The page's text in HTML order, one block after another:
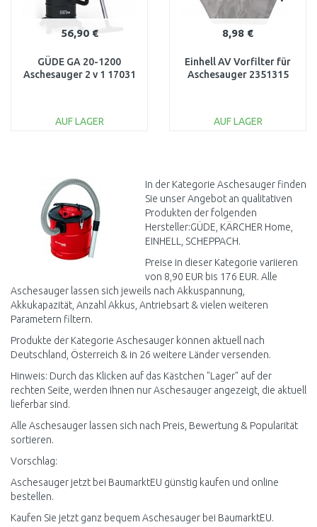
56,90 €
GÜDE GA 20-1200
Aschesauger 2 v 1 17031
AUF LAGER
Vergleichen
8,98 €
Einhell AV Vorfilter für
Aschesauger 2351315
AUF LAGER
Vergleichen
In der Kategorie Aschesauger finden
Sie unser Angebot an qualitativen
Produkten der folgenden
Hersteller:GÜDE, KÄRCHER Home,
EINHELL, SCHEPPACH.
Preise in dieser Kategorie variieren
von 8,90 EUR bis 176 EUR. Alle
Aschesauger lassen sich jeweils nach Akkuspannung,
Akkukapazität, Anzahl Akkus, Antriebsart & vielen weiteren
Parametern filtern.
Produkte der Kategorie Aschesauger können aktuell nach
Deutschland, Österreich & in 26 weitere Länder versenden.
Hinweis: Durch das Klicken auf das Kästchen "Lager" auf der
rechten Seite, werden Ihnen nur Aschesauger angezeigt, die aktuell
lieferbar sind.
Alle Aschesauger lassen sich nach Preis, Bewertung & Popularität
sortieren.
Vorschlag:
Aschesauger jetzt bei BaumarktEU günstig kaufen und online
bestellen.
Kaufen Sie jetzt ganz bequem Aschesauger bei BaumarktEU.